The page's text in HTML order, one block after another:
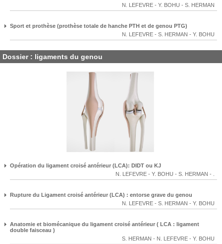
N. LEFEVRE - Y. BOHU - S. HERMAN
Sport et prothèse (prothèse totale de hanche PTH et de genou PTG)
N. LEFEVRE - S. HERMAN - Y. BOHU
Dossier : ligaments du genou
Opération du ligament croisé antérieur (LCA): DIDT ou KJ
N. LEFEVRE - Y. BOHU - S. HERMAN -
Rupture du Ligament croisé antérieur (LCA) : entorse grave du genou
N. LEFEVRE - S. HERMAN - Y. BOHU
Anatomie et biomécanique du ligament croisé antérieur ( LCA : ligament
double faisceau )
S. HERMAN - N. LEFEVRE - Y. BOHU